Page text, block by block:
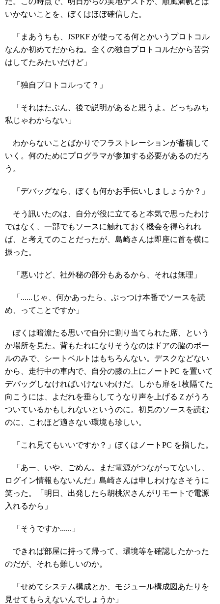
いかないことを、ぼくはほぼ確信した。
「まあうちも、JSPKF が使ってる何とかいうプロトコル
なんか初めてだからね。全くの独自プロトコルだから苦労
はしてたみたいだけど」
「独自プロトコルって？」
「それはたぶん、後で説明があると思うよ。どっちみち
私じゃわからない」
わからないことばかりでフラストレーションが蓄積して
いく。何のためにプログラマが参加する必要があるのだろ
う。
「デバッグなら、ぼくも何かお手伝いしましょうか？」
そう訊いたのは、自分が役に立てると本気で思ったわけ
ではなく、一部でもソースに触れておく機会を得られれ
ば、と考えてのことだったが、島崎さんは即座に首を横に
振った。
「悪いけど、社外秘の部分もあるから、それは無理」
「......じゃ、何かあったら、ぶっつけ本番でソースを読
め、ってことですか」
ぼくは暗澹たる思いで自分に割り当てられた席、という
か場所を見た。背もたれになりそうなのはドアの脇のポー
ルのみで、シートベルトはもちろんない。デスクなどない
から、走行中の車内で、自分の膝の上にノートPC を置いて
デバッグしなければいけないわけだ。しかも扉を1枚隔てた
向こうには、よだれを垂らしてうなり声を上げるＺがうろ
ついているかもしれないというのに。初見のソースを読む
のに、これほど適さない環境も珍しい。
「これ見てもいいですか？」ぼくはノートPC を指した。
「あー、いや、ごめん。まだ電源がつながってないし、
ログイン情報もないんだ」島崎さんは申しわけなさそうに
笑った。「明日、出発したら胡桃沢さんがリモートで電源
入れるから」
「そうですか......」
できれば部屋に持って帰って、環境等を確認したかった
のだが、それも難しいのか。
「せめてシステム構成とか、モジュール構成図あたりを
見せてもらえないんでしょうか」